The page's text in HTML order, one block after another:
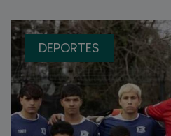
DEPORTES